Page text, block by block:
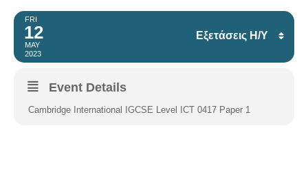
2023
FRI
12
MAY
Εξετάσεις Η/Υ
Event Details
Cambridge International IGCSE Level ICT 0417 Paper 1